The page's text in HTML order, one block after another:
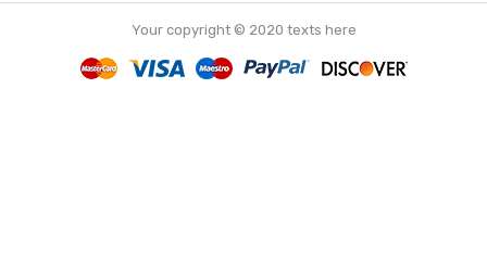
Your copyright © 2020 texts here